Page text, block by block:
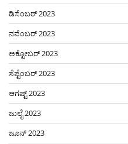
ಡಿಸೆಂಬರ್ 2023
ನವೆಂಬರ್ 2023
ಅಕ್ಟೋಬರ್ 2023
ಸೆಪ್ಟೆಂಬರ್ 2023
ಆಗಷ್ಟ್ 2023
ಜುಲೈ 2023
ಜೂನ್ 2023